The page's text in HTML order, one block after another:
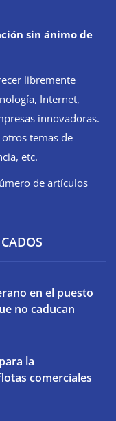
sin ánimo de
libremente
Internet,
innovadoras.
temas de
etc.
de artículos
en el puesto
no caducan
la
comerciales